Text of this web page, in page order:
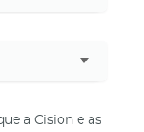
a Cision e as